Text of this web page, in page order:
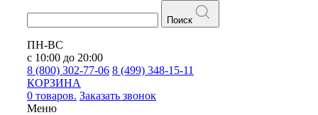
Поиск
ПН-ВС
с 10:00 до 20:00
8 (800) 302-77-06 8 (499) 348-15-11
КОРЗИНА
0 товаров. Заказать звонок
Меню